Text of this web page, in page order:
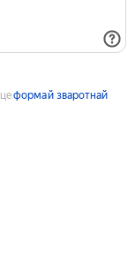
формай зваротнай